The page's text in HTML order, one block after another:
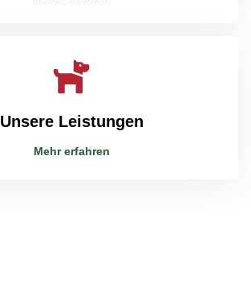
Unsere Leistungen
Mehr erfahren